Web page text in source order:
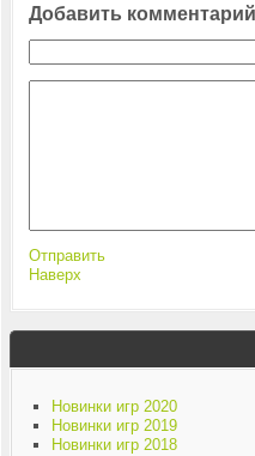
Добавить комментарий
Отправить
Наверх
Новинки игр 2020
Новинки игр 2019
Новинки игр 2018